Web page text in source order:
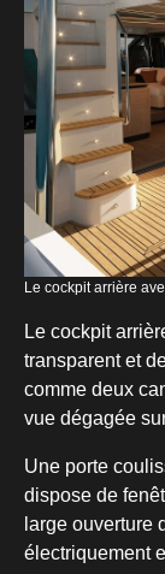
Le
Le cockpit
transparent et
comme deux
vue dégagée
Une porte
dispose de
large ouverture
électriquement